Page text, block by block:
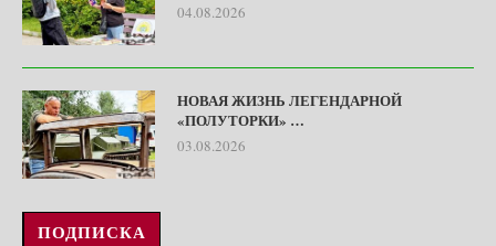
04.08.2026
НОВАЯ ЖИЗНЬ ЛЕГЕНДАРНОЙ
«ПОЛУТОРКИ» …
03.08.2026
ПОДПИСКА